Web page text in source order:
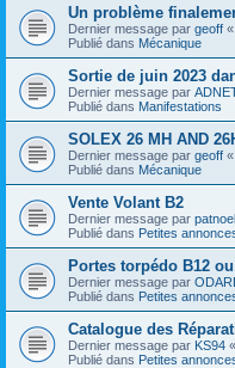
Un problème
Dernier message par geoff «
Publié dans Mécanique
Sortie de juin 2023
Dernier message par
Publié dans Manifestations
SOLEX 26 MH AND
Dernier message par geoff «
Publié dans Mécanique
Vente Volant B2
Dernier message par patnoel
Publié dans Petites
Portes torpédo B12
Dernier message par
Publié dans Petites
Catalogue des
Dernier message par KS94 «
Publié dans Petites